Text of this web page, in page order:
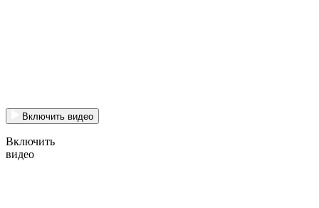
Включить видео
Включить
видео